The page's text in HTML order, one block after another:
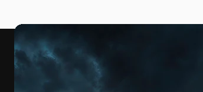
Vídeos
Clips de vídeo
Motion graphics
Plantillas de vídeos
Iconos
Modelos 3D